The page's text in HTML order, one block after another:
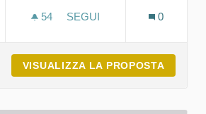
54 54 SOSTENITORI
SEGUI
0
VISUALIZZA LA PROPOSTA